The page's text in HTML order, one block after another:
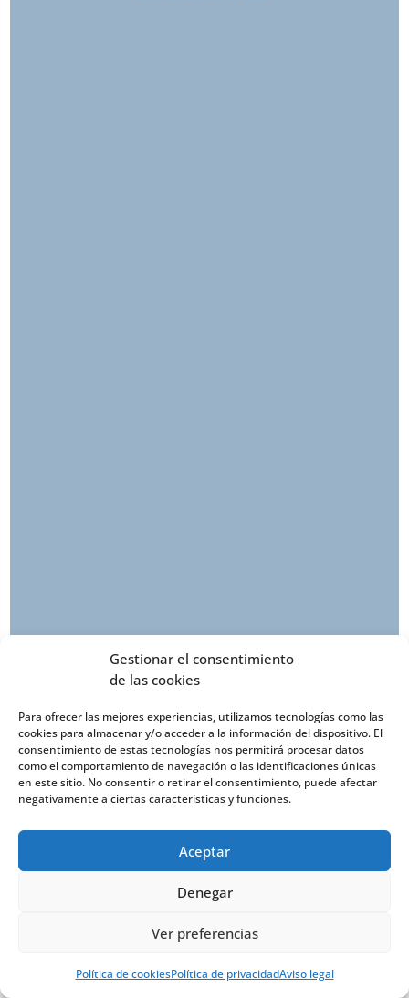
Gestionar el consentimiento
de las cookies
Para ofrecer las mejores experiencias, utilizamos tecnologías como las
cookies para almacenar y/o acceder a la información del dispositivo. El
consentimiento de estas tecnologías nos permitirá procesar datos
como el comportamiento de navegación o las identificaciones únicas
en este sitio. No consentir o retirar el consentimiento, puede afectar
negativamente a ciertas características y funciones.
Aceptar
Denegar
Ver preferencias
Política de cookiesPolítica de privacidadAviso legal
Política de privacidad